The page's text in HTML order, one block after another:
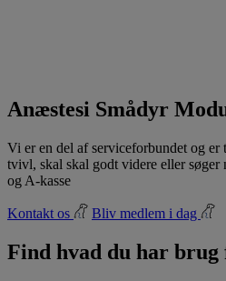
Anæstesi Smådyr
Vi er en del af serviceforbundet og
tvivl, skal skal godt videre eller søger
og A-kasse
Kontakt os Bliv medlem i dag
Find hvad du har brug